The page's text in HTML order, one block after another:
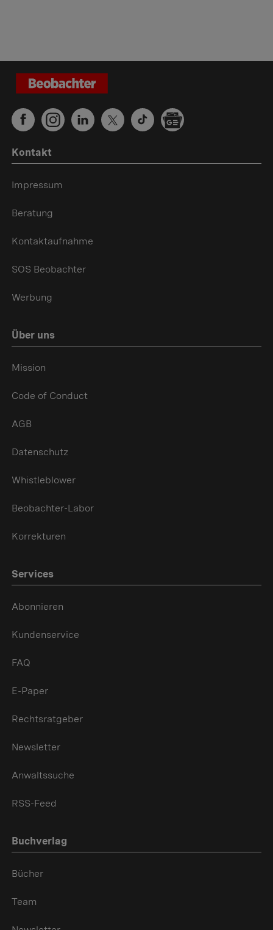
Kontakt
Impressum
Beratung
Kontaktaufnahme
SOS Beobachter
Werbung
Über uns
Mission
Code of Conduct
AGB
Datenschutz
Whistleblower
Beobachter-Labor
Korrekturen
Services
Abonnieren
Kundenservice
FAQ
E-Paper
Rechtsratgeber
Newsletter
Anwaltssuche
RSS-Feed
Buchverlag
Bücher
Team